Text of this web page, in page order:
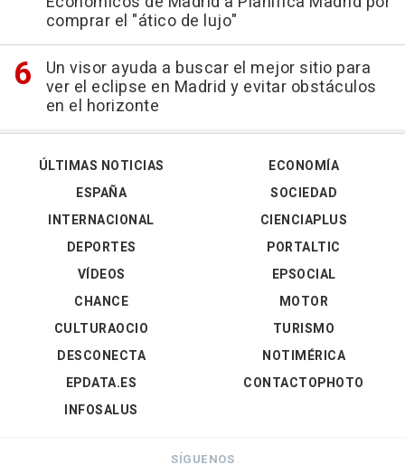
comprar el "ático de lujo"
Un visor ayuda a buscar el mejor sitio para
ver el eclipse en Madrid y evitar obstáculos
en el horizonte
ÚLTIMAS NOTICIAS
ESPAÑA
INTERNACIONAL
DEPORTES
VÍDEOS
ECONOMÍA
SOCIEDAD
CIENCIAPLUS
PORTALTIC
EPSOCIAL
CHANCE
CULTURAOCIO
DESCONECTA
EPDATA.ES
INFOSALUS
MOTOR
TURISMO
NOTIMÉRICA
CONTACTOPHOTO
SÍGUENOS